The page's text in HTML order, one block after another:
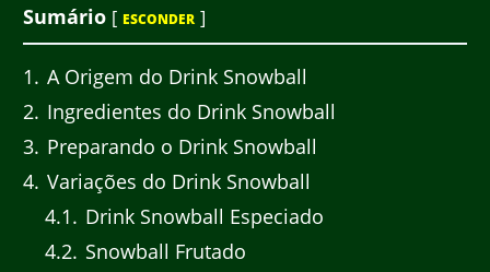
Sumário [ ESCONDER ]
1
A Origem do Drink Snowball
2 Ingredientes do Drink Snowball
3 Preparando o Drink Snowball
4 Variações do Drink Snowball
4.1
Drink Snowball Especiado
4.2 Snowball Frutado